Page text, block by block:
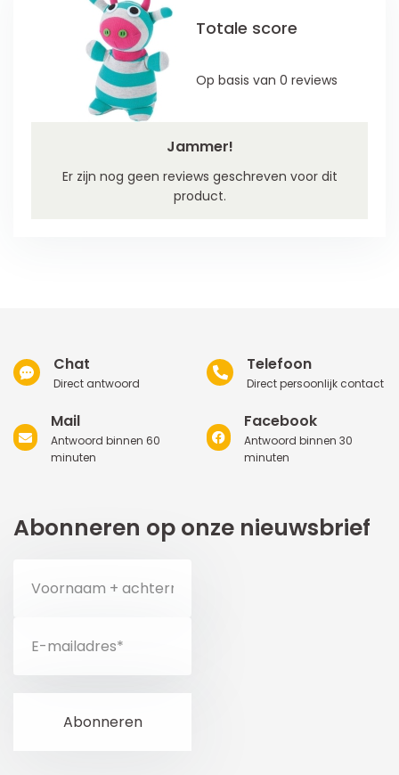
Jammer!
Er zijn nog geen reviews geschreven voor dit
product.
Totale score
Op basis van 0 reviews
Chat
Direct antwoord
Telefoon
Direct persoonlijk contact
Mail
Antwoord binnen 60
minuten
Facebook
Antwoord binnen 30
minuten
Abonneren op onze nieuwsbrief